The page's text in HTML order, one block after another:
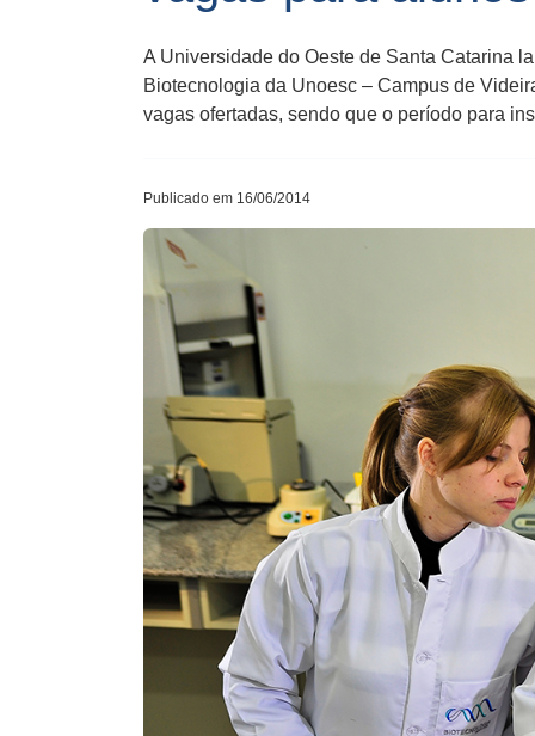
A Universidade do Oeste de Santa Catarina
Biotecnologia da Unoesc – Campus de
vagas ofertadas, sendo que o período para
Publicado em 16/06/2014